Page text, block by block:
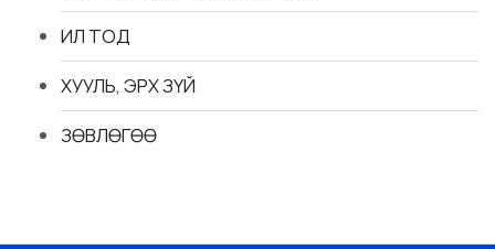
ИЛ ТОД
ХУУЛЬ, ЭРХ ЗҮЙ
ЗӨВЛӨГӨӨ